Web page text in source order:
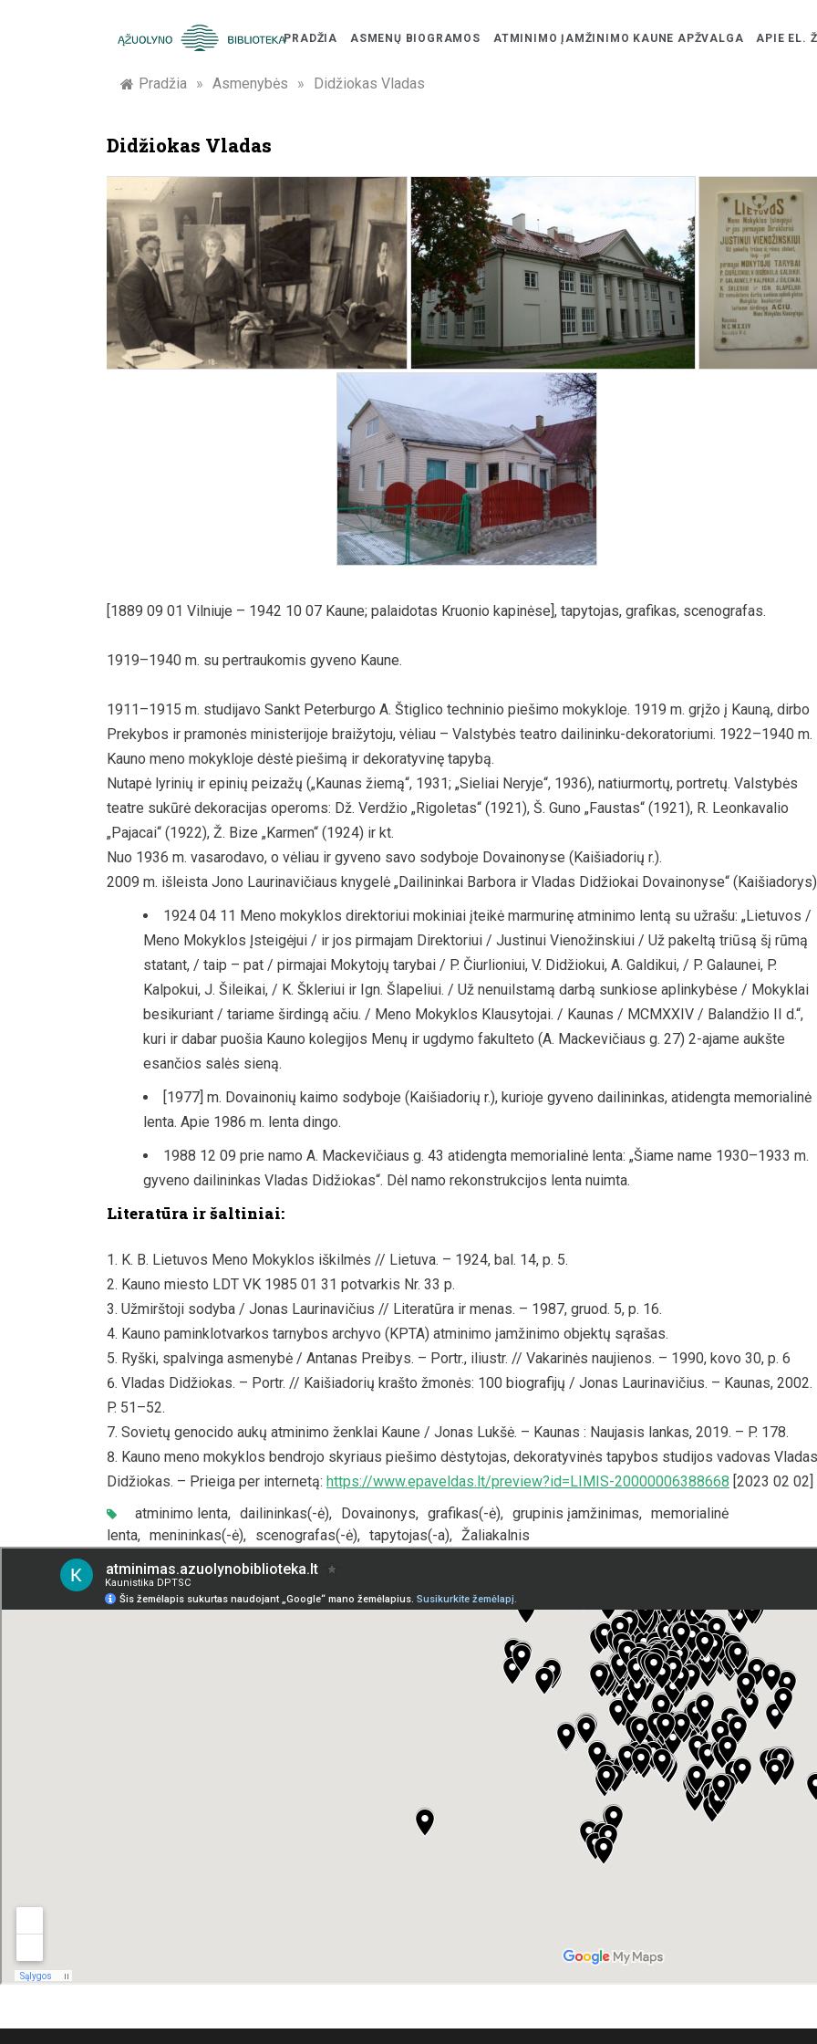
Žymūs
Kauno
žmonės:
atminimo
įamžinimas
PRADŽIA ASMENŲ BIOGRAMOS ATMINIMO ĮAMŽINIMO KAUNE APŽVALGA APIE EL.
Pradžia » Asmenybės » Didžiokas Vladas
Didžiokas Vladas
[1889 09 01 Vilniuje – 1942 10 07 Kaune; palaidotas Kruonio kapinėse], tapytojas, grafikas, scenografas.
1919–1940 m. su pertraukomis gyveno Kaune.
1911–1915 m. studijavo Sankt Peterburgo A. Štiglico techninio piešimo mokykloje. 1919 m. grįžo į Kauną, dirbo
Prekybos ir pramonės ministerijoje braižytoju, vėliau – Valstybės teatro dailininku-dekoratoriumi. 1922–1940 m.
Kauno meno mokykloje dėstė piešimą ir dekoratyvinę tapybą.
Nutapė lyrinių ir epinių peizažų („Kaunas žiemą“, 1931; „Sieliai Neryje“, 1936), natiurmortų, portretų. Valstybės
teatre sukūrė dekoracijas operoms: Dž. Verdžio „Rigoletas“ (1921), Š. Guno „Faustas“ (1921), R. Leonkavalio
„Pajacai“ (1922), Ž. Bize „Karmen“ (1924) ir kt.
Nuo 1936 m. vasarodavo, o vėliau ir gyveno savo sodyboje Dovainonyse (Kaišiadorių r.).
2009 m. išleista Jono Laurinavičiaus knygelė „Dailininkai Barbora ir Vladas Didžiokai Dovainonyse“
1924 04 11 Meno mokyklos direktoriui mokiniai įteikė marmurinę atminimo lentą su užrašu: „Lietuvos /
Meno Mokyklos Įsteigėjui / ir jos pirmajam Direktoriui / Justinui Vienožinskiui / Už pakeltą triūsą šį rūmą
statant, / taip – pat / pirmajai Mokytojų tarybai / P. Čiurlioniui, V. Didžiokui, A. Galdikui, / P. Galaunei, P.
Kalpokui, J. Šileikai, / K. Škleriui ir Ign. Šlapeliui. / Už nenuilstamą darbą sunkiose aplinkybėse / Mokyklai
besikuriant / tariame širdingą ačiu. / Meno Mokyklos Klausytojai. / Kaunas / MCMXXIV / Balandžio II d.“,
kuri ir dabar puošia Kauno kolegijos Menų ir ugdymo fakulteto (A. Mackevičiaus g. 27) 2-ajame aukšte
esančios salės sieną.
[1977] m. Dovainonių kaimo sodyboje (Kaišiadorių r.), kurioje gyveno dailininkas, atidengta memorialinė
lenta. Apie 1986 m. lenta dingo.
1988 12 09 prie namo A. Mackevičiaus g. 43 atidengta memorialinė lenta: „Šiame name 1930–1933 m.
gyveno dailininkas Vladas Didžiokas“. Dėl namo rekonstrukcijos lenta nuimta.
Literatūra ir šaltiniai:
K. B. Lietuvos Meno Mokyklos iškilmės // Lietuva. – 1924, bal. 14, p. 5.
Kauno miesto LDT VK 1985 01 31 potvarkis Nr. 33 p.
Užmirštoji sodyba / Jonas Laurinavičius // Literatūra ir menas. – 1987, gruod. 5, p. 16.
Kauno paminklotvarkos tarnybos archyvo (KPTA) atminimo įamžinimo objektų sąrašas.
Ryški, spalvinga asmenybė / Antanas Preibys. – Portr., iliustr. // Vakarinės naujienos. – 1990, kovo 30, p. 6
Vladas Didžiokas. – Portr. // Kaišiadorių krašto žmonės: 100 biografijų / Jonas Laurinavičius. – Kaunas, 2002.
P. 51–52.
Sovietų genocido aukų atminimo ženklai Kaune / Jonas Lukšė. – Kaunas : Naujasis lankas, 2019. – P. 178.
Kauno meno mokyklos bendrojo skyriaus piešimo dėstytojas, dekoratyvinės tapybos studijos vadovas Vladas
Didžiokas. – Prieiga per internetą: https://www.epaveldas.lt/preview?id=LIMIS-20000006388668 [2023 02 02]
atminimo lenta, dailininkas(-ė), Dovainonys, grafikas(-ė), grupinis įamžinimas, memorialinė
lenta, menininkas(-ė), scenografas(-ė), tapytojas(-a), Žaliakalnis